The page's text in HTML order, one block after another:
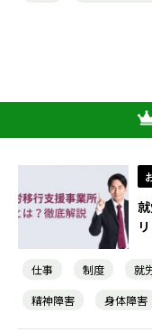
仕事 制度 就
精神障害
身体障害